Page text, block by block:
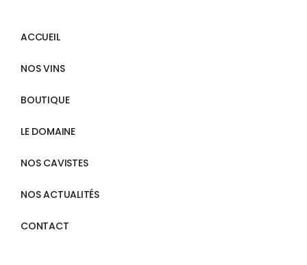
ACCUEIL
NOS VINS
BOUTIQUE
LE DOMAINE
NOS CAVISTES
NOS ACTUALITÉS
CONTACT